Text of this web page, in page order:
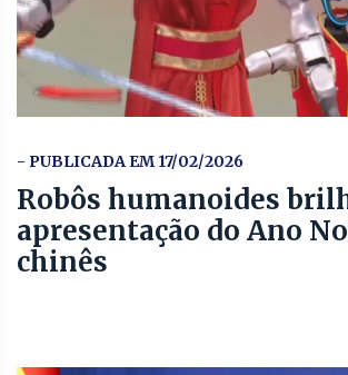
- PUBLICADA EM 17/02/2026
Robôs humanoides
apresentação do Ano
chinês